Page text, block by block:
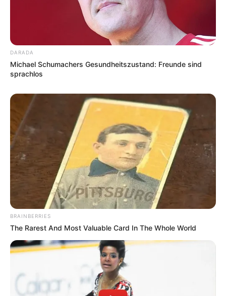
DARADA
Michael Schumachers Gesundheitszustand: Freunde sind
sprachlos
BRAINBERRIES
The Rarest And Most Valuable Card In The Whole World